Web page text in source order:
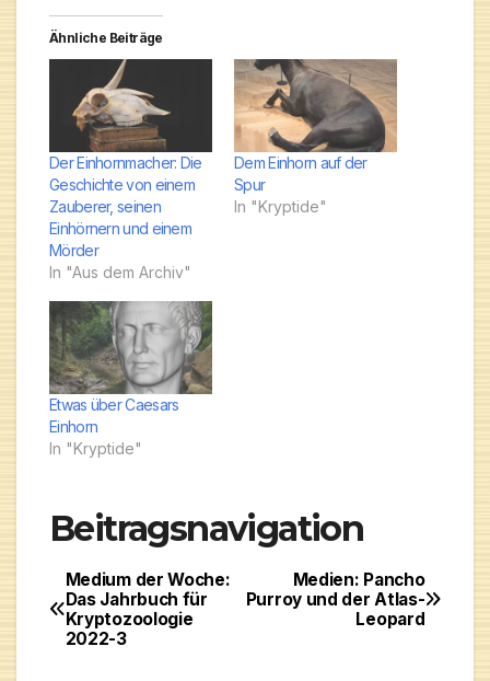
Ähnliche Beiträge
Der Einhornmacher: Die
Geschichte von einem
Zauberer, seinen
Einhörnern und einem
Mörder
In "Aus dem Archiv"
Dem Einhorn auf der
Spur
In "Kryptide"
Etwas über Caesars
Einhorn
In "Kryptide"
Beitragsnavigation
Medien: Pancho
Purroy und der Atlas-
Leopard
Medium der Woche:
Das Jahrbuch für
Kryptozoologie
2022-3